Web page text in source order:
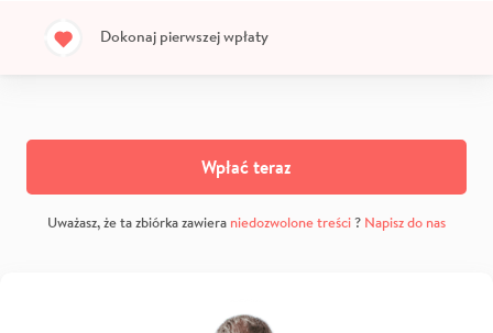
Dokonaj pierwszej wpłaty
Wpłać teraz
Uważasz, że ta zbiórka zawiera niedozwolone treści? Napisz do nas